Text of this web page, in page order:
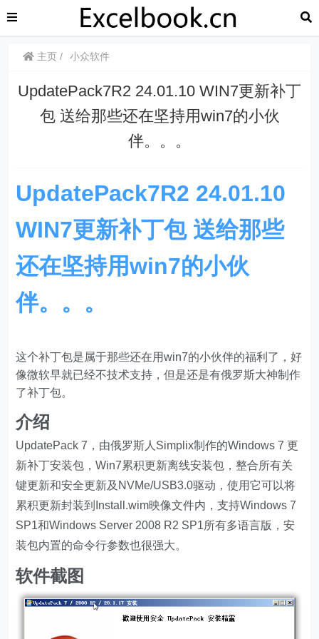
主页 小众软件
UpdatePack7R2 24.01.10 WIN7更新补丁
包 送给那些还在坚持用win7的小伙
伴。。。
UpdatePack7R2 24.01.10
WIN7更新补丁包 送给那些
还在坚持用win7的小伙
伴。。。
这个补丁包是属于那些还在用win7的小伙伴的福利了，好
像微软早就已经不技术支持，但是还是有俄罗斯大神制作
了补丁包。
介绍
UpdatePack 7，由俄罗斯人Simplix制作的Windows 7 更
新补丁安装包，Win7累积更新离线安装包，整合所有关
键更新和安全更新及NVMe/USB3.0驱动，使用它可以将
累积更新封装到Install.wim映像文件内，支持Windows 7
SP1和Windows Server 2008 R2 SP1所有多语言版，安
装包内置的命令行参数也很强大。
软件截图